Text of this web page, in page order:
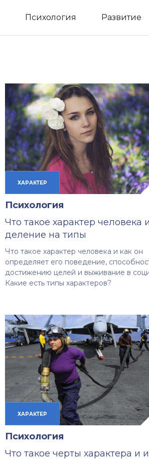
Психология Развитие
ХАРАКТЕР
Психология
Что такое характер человека
деление на типы
Что такое характер человека и как он
определяет его поведение,
достижению целей и выживание в
Какие есть типы характеров?
ХАРАКТЕР
Психология
Что такое черты характера и